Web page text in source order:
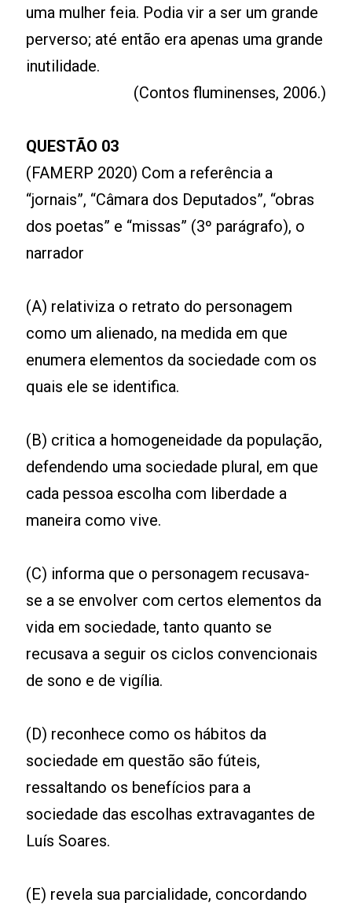
uma mulher feia. Podia vir a ser um grande
perverso; até então era apenas uma grande
inutilidade.
(Contos fluminenses, 2006.)
QUESTÃO 03
(FAMERP 2020) Com a referência a
“jornais”, “Câmara dos Deputados”, “obras
dos poetas” e “missas” (3º parágrafo), o
narrador
(A) relativiza o retrato do personagem
como um alienado, na medida em que
enumera elementos da sociedade com os
quais ele se identifica.
(B) critica a homogeneidade da população,
defendendo uma sociedade plural, em que
cada pessoa escolha com liberdade a
maneira como vive.
(C) informa que o personagem recusava-
se a se envolver com certos elementos da
vida em sociedade, tanto quanto se
recusava a seguir os ciclos convencionais
de sono e de vigília.
(D) reconhece como os hábitos da
sociedade em questão são fúteis,
ressaltando os benefícios para a
sociedade das escolhas extravagantes de
Luís Soares.
(E) revela sua parcialidade, concordando